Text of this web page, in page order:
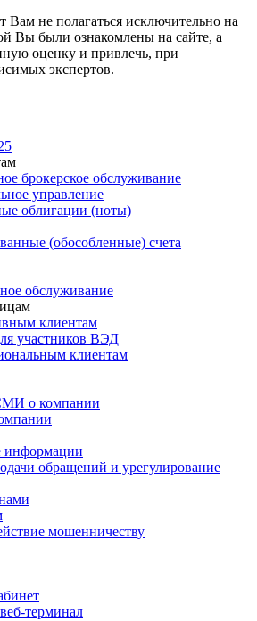
Вам не полагаться исключительно на
Вы были ознакомлены на сайте, а
оценку и привлечь, при
экспертов.
брокерское обслуживание
управление
облигации (ноты)
(обособленные) счета
обслуживание
клиентам
участников ВЭД
клиентам
о компании
информации
обращений и урегулирование
мошенничеству
терминал